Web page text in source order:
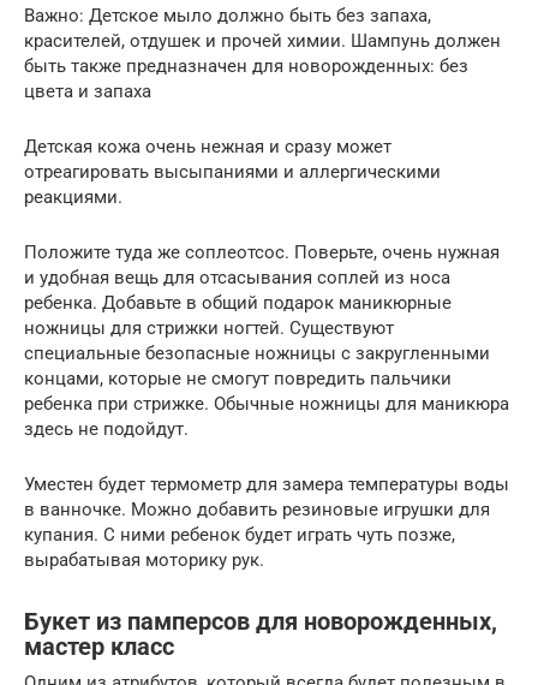
Важно: Детское мыло должно быть без запаха,
красителей, отдушек и прочей химии. Шампунь должен
быть также предназначен для новорожденных: без
цвета и запаха
Детская кожа очень нежная и сразу может
отреагировать высыпаниями и аллергическими
реакциями.
Положите туда же соплеотсос. Поверьте, очень нужная
и удобная вещь для отсасывания соплей из носа
ребенка. Добавьте в общий подарок маникюрные
ножницы для стрижки ногтей. Существуют
специальные безопасные ножницы с закругленными
концами, которые не смогут повредить пальчики
ребенка при стрижке. Обычные ножницы для маникюра
здесь не подойдут.
Уместен будет термометр для замера температуры воды
в ванночке. Можно добавить резиновые игрушки для
купания. С ними ребенок будет играть чуть позже,
вырабатывая моторику рук.
Букет из памперсов для новорожденных,
мастер класс